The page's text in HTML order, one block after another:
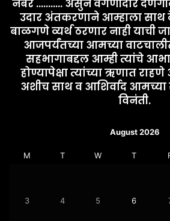
नंबर ........... असुन वर्गणीदार
उदार अंतकरणाने आम्हाला साथ
बाळगणे व्यर्थ ठरणार नाही याची
आजपर्यंतच्या आमच्या
सहभागाबद्दल आम्ही त्यांचे
होण्यापेक्षा त्यांच्या ऋणात
अशीच साथ व आशिर्वाद आमच्या
विनंती.
August 2026
M T W T
3 4 5 6